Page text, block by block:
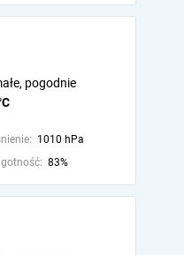
pogodnie
1010 hPa
83%